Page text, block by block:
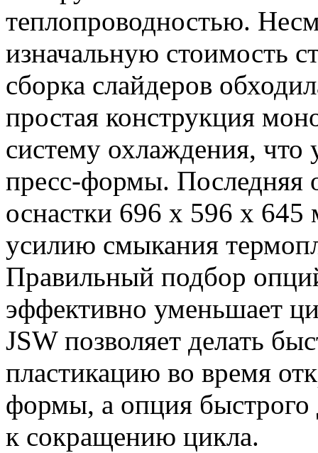
теплопроводностью.
изначальную стоимость
сборка слайдеров
простая конструкция
систему охлаждения,
пресс-формы. Последняя
оснастки 696 х 596 х
усилию смыкания
Правильный подбор
эффективно уменьшает
JSW позволяет делать
пластикацию во время
формы, а опция быстрого
к сокращению цикла.